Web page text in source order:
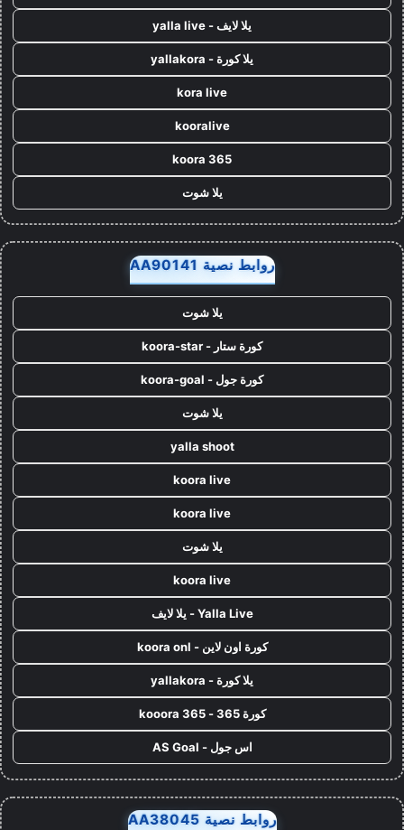
يلا لايف - yalla live
يلا كورة - yallakora
kora live
kooralive
koora 365
يلا شوت
روابط نصية AA90141
يلا شوت
كورة ستار - koora-star
كورة جول - koora-goal
يلا شوت
yalla shoot
koora live
koora live
يلا شوت
koora live
Yalla Live - يلا لايف
كورة اون لاين - koora onl
يلا كورة - yallakora
كورة 365 - kooora 365
اس جول - AS Goal
روابط نصية AA38045